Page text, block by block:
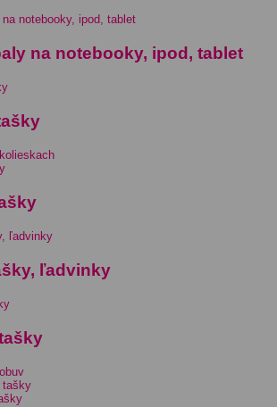
na notebooky, ipod, tablet
ľadvinky
tašky